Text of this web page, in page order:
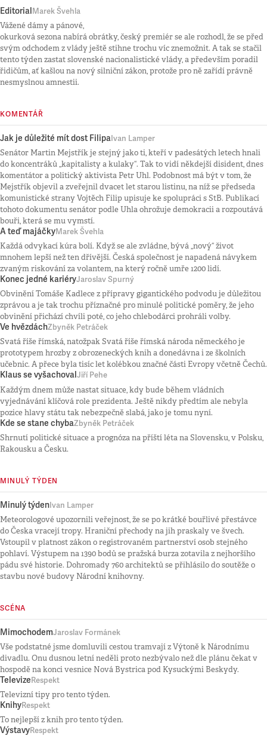
Editorial Marek Švehla
Vážené dámy a pánové,
okurková sezona nabírá obrátky, český premiér se ale rozhodl, že se před
svým odchodem z vlády ještě stihne trochu víc znemožnit. A tak se stačil
tento týden zastat slovenské nacionalistické vlády, a především poradil
řidičům, ať kašlou na nový silniční zákon, protože pro ně zařídí právně
nesmyslnou amnestii.
KOMENTÁŘ
Jak je důležité mít dost Filipa Ivan Lamper
Senátor Martin Mejstřík je stejný jako ti, kteří v padesátých letech hnali
do koncentráků „kapitalisty a kulaky“. Tak to vidí někdejší disident, dnes
komentátor a politický aktivista Petr Uhl. Podobnost má být v tom, že
Mejstřík objevil a zveřejnil dvacet let starou listinu, na níž se předseda
komunistické strany Vojtěch Filip upisuje ke spolupráci s StB. Publikací
tohoto dokumentu senátor podle Uhla ohrožuje demokracii a rozpoutává
bouři, která se mu vymstí.
A teď majáčkyMarek Švehla
Každá odvykací kúra bolí. Když se ale zvládne, bývá „nový“ život
mnohem lepší než ten dřívější. Česká společnost je napadená návykem
zvaným riskování za volantem, na který ročně umře 1200 lidí.
Konec jedné kariéryJaroslav Spurný
Obvinění Tomáše Kadlece z přípravy gigantického podvodu je důležitou
zprávou a je tak trochu příznačné pro minulé politické poměry, že jeho
obvinění přichází chvíli poté, co jeho chlebodárci prohráli volby.
Ve hvězdáchZbyněk Petráček
Svatá říše římská, natožpak Svatá říše římská národa německého je
prototypem hrozby z obrozeneckých knih a donedávna i ze školních
učebnic. A přece byla tisíc let kolébkou značné části Evropy včetně Čechů.
Klaus se vyšachoval Jiří Pehe
Každým dnem může nastat situace, kdy bude během vládních
vyjednávání klíčová role prezidenta. Ještě nikdy předtím ale nebyla
pozice hlavy státu tak nebezpečně slabá, jako je tomu nyní.
Kde se stane chybaZbyněk Petráček
Shrnutí politické situace a prognóza na příští léta na Slovensku, v Polsku,
Rakousku a Česku.
MINULÝ TÝDEN
Minulý týden Ivan Lamper
Meteorologové upozornili veřejnost, že se po krátké bouřlivé přestávce
do Česka vracejí tropy. Hraniční přechody na jih praskaly ve švech.
Vstoupil v platnost zákon o registrovaném partnerství osob stejného
pohlaví. Výstupem na 1390 bodů se pražská burza zotavila z nejhoršího
pádu své historie. Dohromady 760 architektů se přihlásilo do soutěže o
stavbu nové budovy Národní knihovny.
SCÉNA
MimochodemJaroslav Formánek
Vše podstatné jsme domluvili cestou tramvají z Výtoně k Národnímu
divadlu. Onu dusnou letní neděli proto nezbývalo než dle plánu čekat v
hospodě na konci vesnice Nová Bystrica pod Kysuckými Beskydy.
TelevizeRespekt
Televizní tipy pro tento týden.
KnihyRespekt
To nejlepší z knih pro tento týden.
VýstavyRespekt